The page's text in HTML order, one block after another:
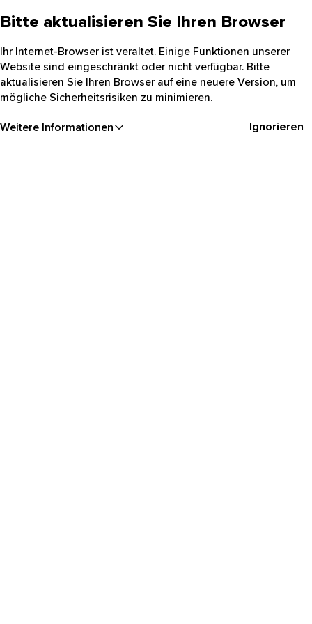
Bitte aktualisieren Sie Ihren Browser
Ihr Internet-Browser ist veraltet. Einige Funktionen unserer
Website sind eingeschränkt oder nicht verfügbar. Bitte
aktualisieren Sie Ihren Browser auf eine neuere Version, um
mögliche Sicherheitsrisiken zu minimieren.
Weitere Informationen Ignorieren